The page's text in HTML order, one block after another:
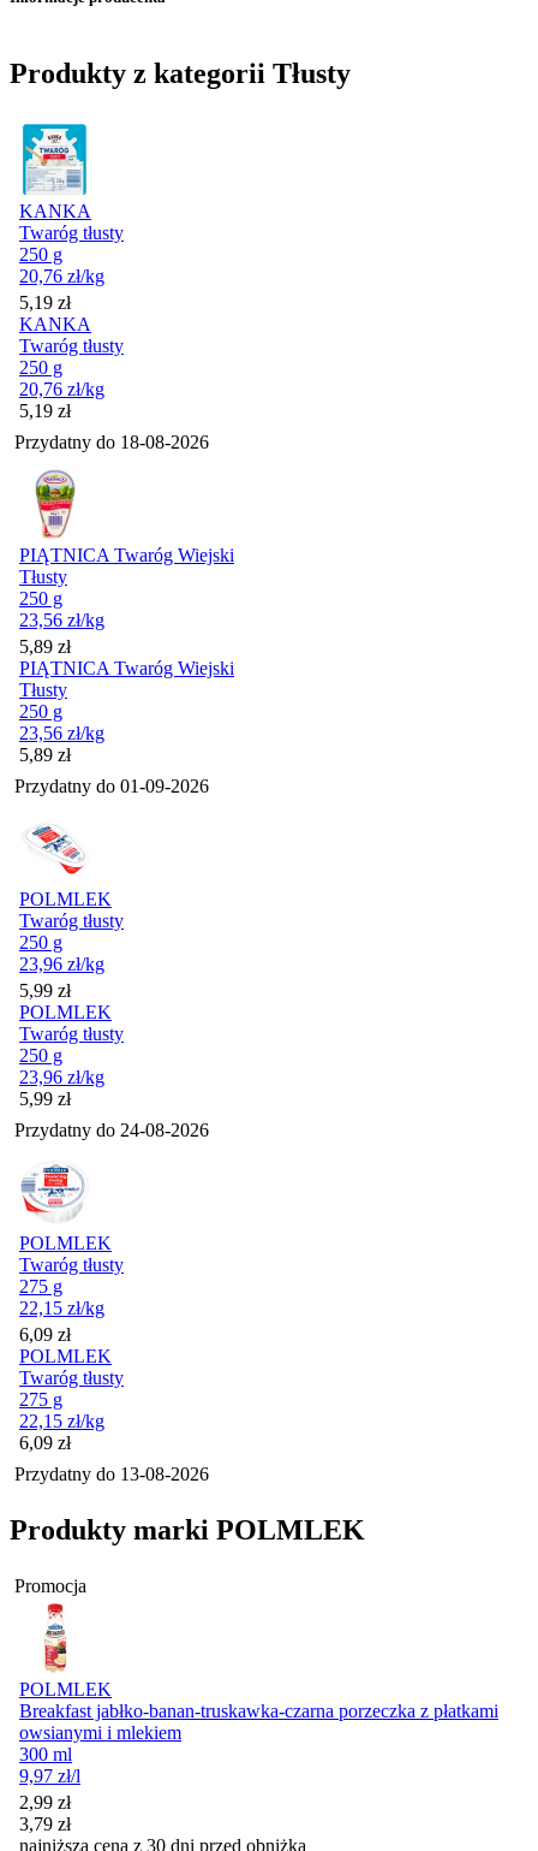
Produkty z kategorii Tłusty
KANKA
Twaróg tłusty
250 g
20,76 zł/kg
Cena
5,19 zł
KANKA
Twaróg tłusty
250 g
20,76 zł/kg
Cena
5,19 zł
Przydatny do 18-08-2026
PIĄTNICA Twaróg Wiejski
Tłusty
250 g
23,56 zł/kg
Cena
5,89 zł
PIĄTNICA Twaróg Wiejski
Tłusty
250 g
23,56 zł/kg
Cena
5,89 zł
Przydatny do 01-09-2026
POLMLEK
Twaróg tłusty
250 g
23,96 zł/kg
Cena
5,99 zł
POLMLEK
Twaróg tłusty
250 g
23,96 zł/kg
Cena
5,99 zł
Przydatny do 24-08-2026
POLMLEK
Twaróg tłusty
275 g
22,15 zł/kg
Cena
6,09 zł
POLMLEK
Twaróg tłusty
275 g
22,15 zł/kg
Cena
6,09 zł
Przydatny do 13-08-2026
Produkty marki POLMLEK
Promocja
POLMLEK
Breakfast jabłko-banan-truskawka-czarna porzeczka z płatkami
owsianymi i mlekiem
300 ml
9,97 zł/l
Cena promocyjna
2,99 zł
3,79 zł
najniższa cena z 30 dni przed obniżką